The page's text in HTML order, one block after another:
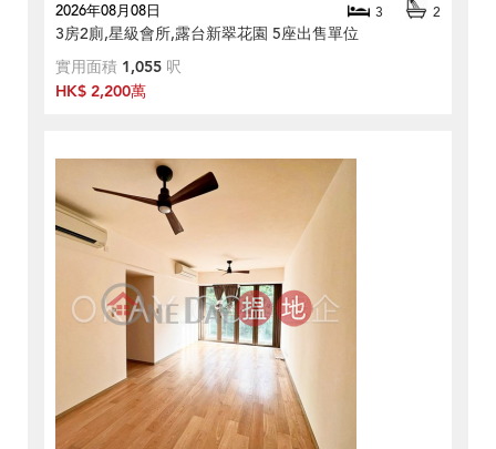
2026年08月08日 3 2
3房2廁,星級會所,露台新翠花園 5座出售單位
實用面積 1,055 呎
HK$ 2,200萬